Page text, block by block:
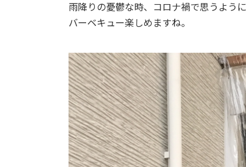
雨降りの憂鬱な時、コロナ禍で思うよう
バーベキュー楽しめますね。